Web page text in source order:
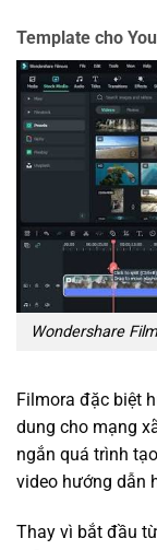
Template cho
Wondershare
Filmora đặc biệt
dung cho mạng
ngắn quá trình
video hướng dẫn
Thay vì bắt đầu